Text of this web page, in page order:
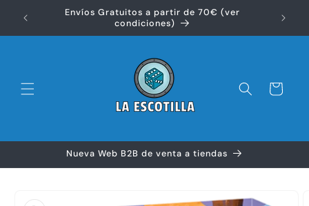
directamenteEnvíos Gratuitos a partir de 70€ (ver
condiciones)
Carrito
Nueva Web B2B de venta a tiendas